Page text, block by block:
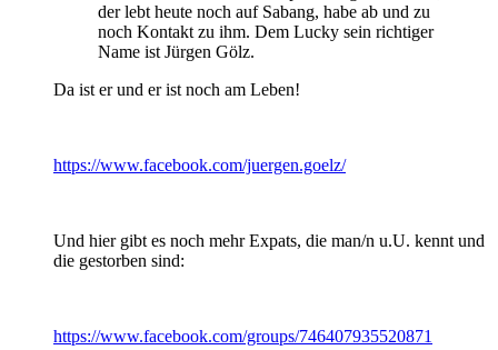
der lebt heute noch auf Sabang, habe ab und zu
noch Kontakt zu ihm. Dem Lucky sein richtiger
Name ist Jürgen Gölz.
Da ist er und er ist noch am Leben!
https://www.facebook.com/juergen.goelz/
Und hier gibt es noch mehr Expats, die man/n u.U. kennt und
die gestorben sind:
https://www.facebook.com/groups/746407935520871